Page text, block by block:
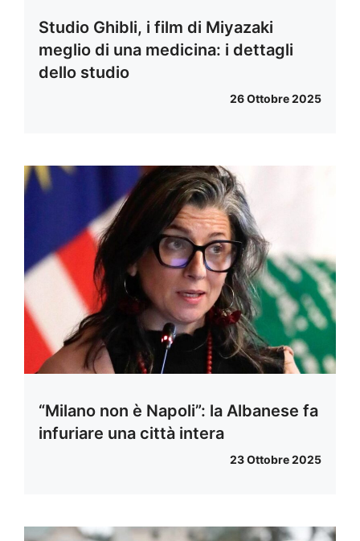
Studio Ghibli, i film di Miyazaki
meglio di una medicina: i dettagli
dello studio
26 Ottobre 2025
“Milano non è Napoli”: la Albanese fa
infuriare una città intera
23 Ottobre 2025